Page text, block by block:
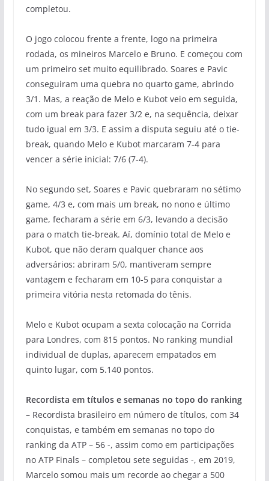
completou.
O jogo colocou frente a frente, logo na primeira
rodada, os mineiros Marcelo e Bruno. E começou com
um primeiro set muito equilibrado. Soares e Pavic
conseguiram uma quebra no quarto game, abrindo
3/1. Mas, a reação de Melo e Kubot veio em seguida,
com um break para fazer 3/2 e, na sequência, deixar
tudo igual em 3/3. E assim a disputa seguiu até o tie-
break, quando Melo e Kubot marcaram 7-4 para
vencer a série inicial: 7/6 (7-4).
No segundo set, Soares e Pavic quebraram no sétimo
game, 4/3 e, com mais um break, no nono e último
game, fecharam a série em 6/3, levando a decisão
para o match tie-break. Aí, domínio total de Melo e
Kubot, que não deram qualquer chance aos
adversários: abriram 5/0, mantiveram sempre
vantagem e fecharam em 10-5 para conquistar a
primeira vitória nesta retomada do tênis.
Melo e Kubot ocupam a sexta colocação na Corrida
para Londres, com 815 pontos. No ranking mundial
individual de duplas, aparecem empatados em
quinto lugar, com 5.140 pontos.
Recordista em títulos e semanas no topo do ranking
– Recordista brasileiro em número de títulos, com 34
conquistas, e também em semanas no topo do
ranking da ATP – 56 -, assim como em participações
no ATP Finals – completou sete seguidas -, em 2019,
Marcelo somou mais um recorde ao chegar a 500